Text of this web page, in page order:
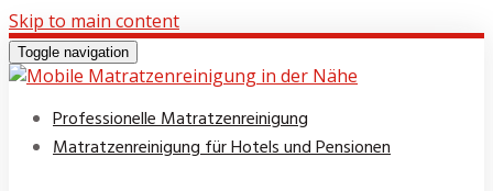
Skip to main content
Toggle navigation
Professionelle Matratzenreinigung
Matratzenreinigung für Hotels und Pensionen